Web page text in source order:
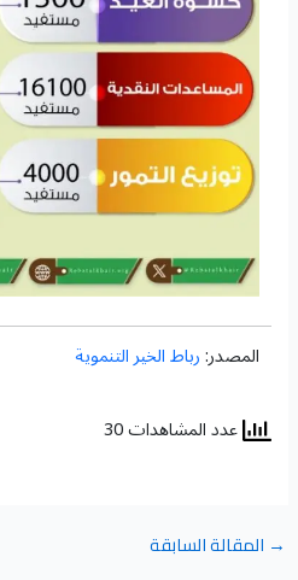
المصدر:رباط الخير التنموية
عدد المشاهدات 30
→ المقالة السابقة